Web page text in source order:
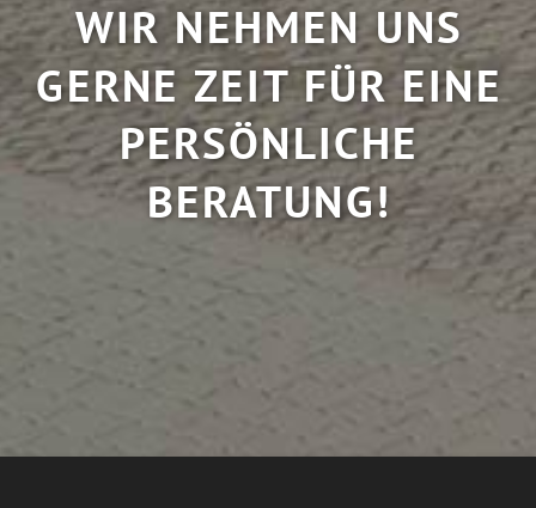
WIR NEHMEN UNS
GERNE ZEIT FÜR EINE
PERSÖNLICHE
BERATUNG!